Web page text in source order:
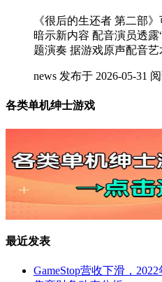
《很后的生还者 第二部
暗示新内容 配音演员透
题演奏 据游戏原声配音
news 发布于 2026-05-31
各类单机绅士游戏
最近发表
GameStop营收下滑，